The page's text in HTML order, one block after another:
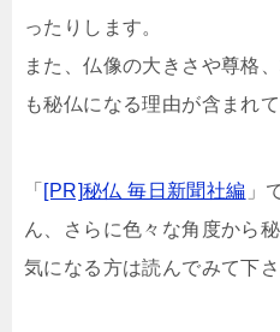
ったりします。
また、仏像の大きさや尊格
も秘仏になる理由が含まれ
「 [PR]秘仏 毎日新聞社編 」
ん、さらに色々な角度から
気になる方は読んでみて下さ